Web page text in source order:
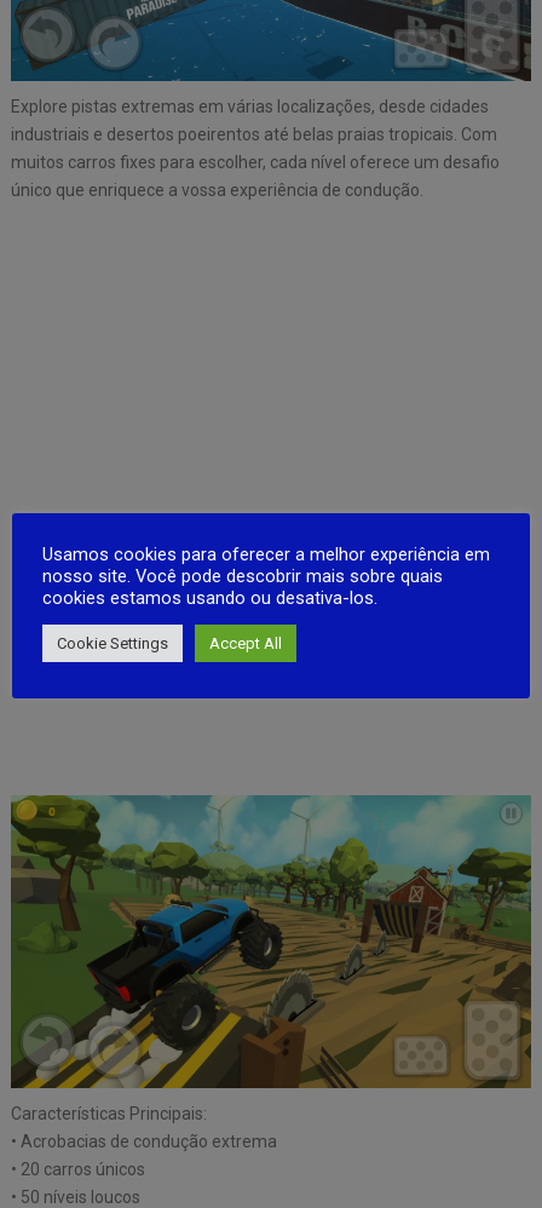
Explore pistas extremas em várias localizações, desde cidades
industriais e desertos poeirentos até belas praias tropicais. Com
muitos carros fixes para escolher, cada nível oferece um desafio
único que enriquece a vossa experiência de condução.
Características Principais:
• Acrobacias de condução extrema
• 20 carros únicos
• 50 níveis loucos
Usamos cookies para oferecer a melhor experiência em
nosso site. Você pode descobrir mais sobre quais
cookies estamos usando ou desativa-los.
Cookie Settings Accept All